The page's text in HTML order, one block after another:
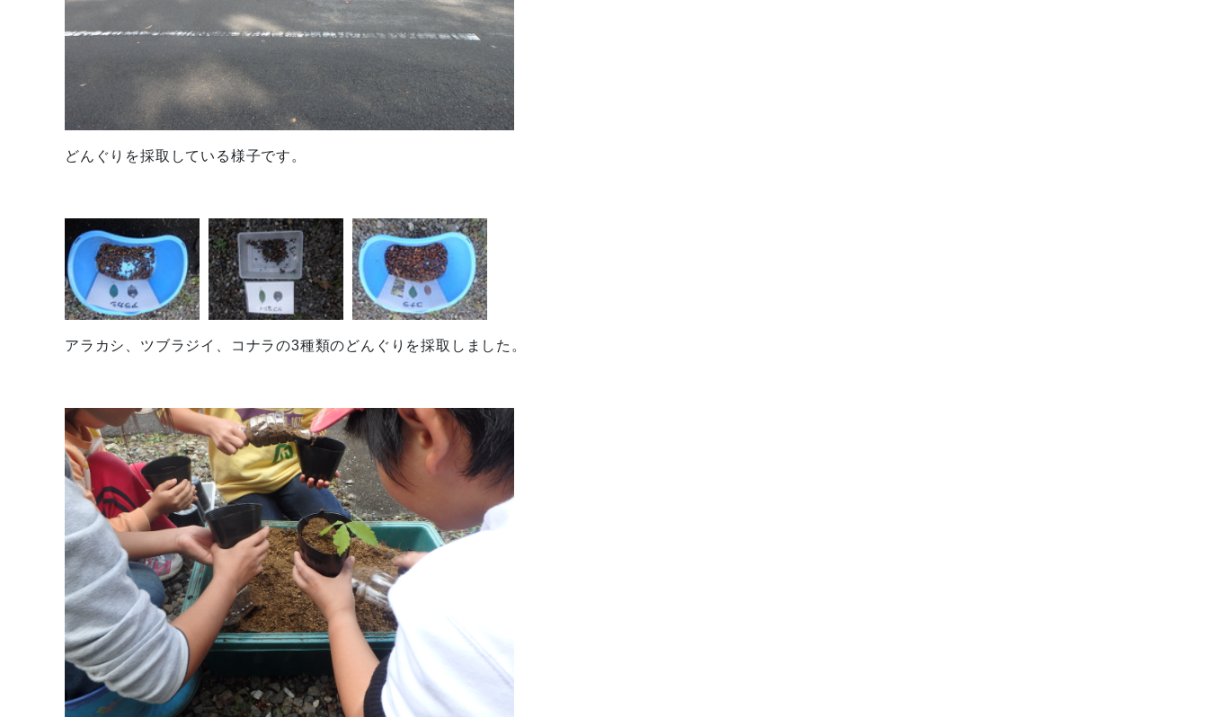
どんぐりを採取している様子です。
アラカシ、ツブラジイ、コナラの3種類のどんぐりを採取しました。